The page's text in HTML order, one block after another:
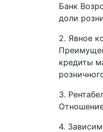
Банк
доли
2. Явное
кредиты
3.
4.